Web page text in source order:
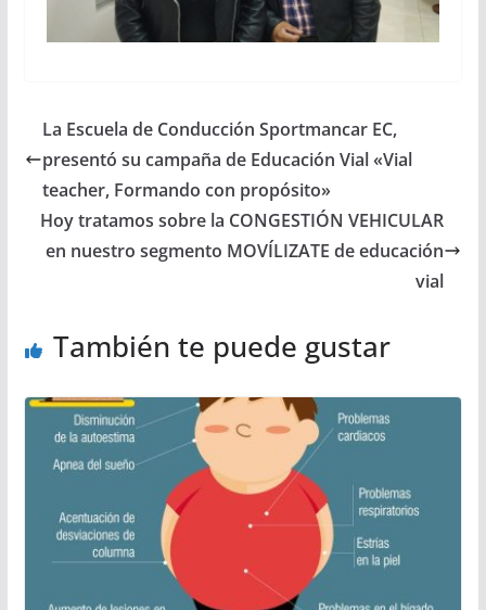
La Escuela de Conducción Sportmancar EC,
presentó su campaña de Educación Vial «Vial
teacher, Formando con propósito»
Hoy tratamos sobre la CONGESTIÓN VEHICULAR
en nuestro segmento MOVÍLIZATE de educación
vial
También te puede gustar